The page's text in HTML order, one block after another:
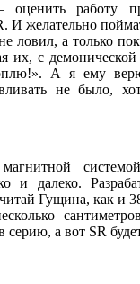
оценить работу
И желательно
ловил, а только
их, с
А я ему
не было,
системой
и далеко.
Гущина, как и
а вот SR